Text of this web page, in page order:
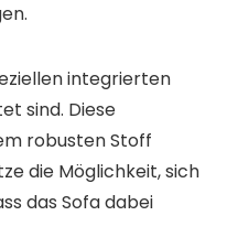
integrierten
sind. Diese
robusten Stoff
die Möglichkeit, sich
das Sofa dabei